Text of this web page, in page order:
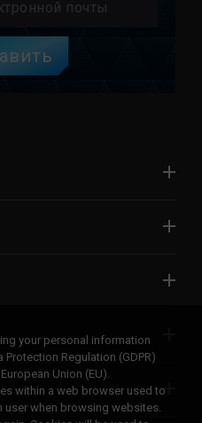
your personal information
Regulation (GDPR)
Union (EU).
within a web browser used to
user when browsing websites.